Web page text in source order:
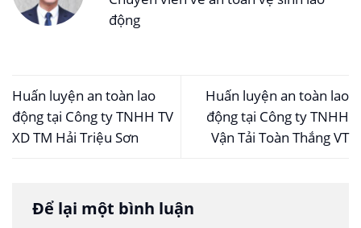
động
Huấn luyện an toàn lao
động tại Công ty TNHH TV
XD TM Hải Triệu Sơn
Huấn luyện an toàn lao
động tại Công ty TNHH
Vận Tải Toàn Thắng VT
Để lại một bình luận